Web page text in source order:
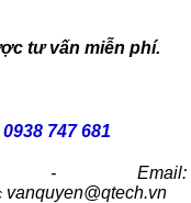
tư vấn miễn phí.
0938 747 681
- Email:
vanquyen@qtech.vn